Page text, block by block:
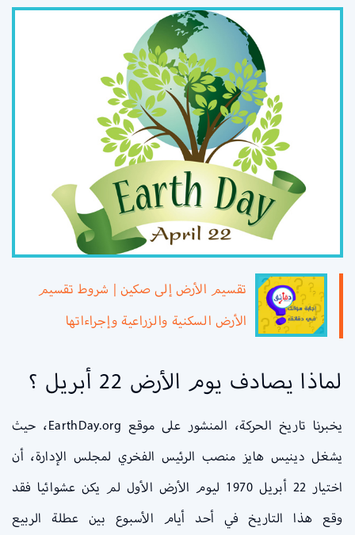
تقسيم الأرض إلى صكين | شروط تقسيم
الأرض السكنية والزراعية وإجراءاتها
لماذا يصادف يوم الأرض 22 أبريل ؟
يخبرنا تاريخ الحركة، المنشور على موقع EarthDay.org، حيث
يشغل دينيس هايز منصب الرئيس الفخري لمجلس الإدارة، أن
اختيار 22 أبريل 1970 ليوم الأرض الأول لم يكن عشوائيا فقد
وقع هذا التاريخ في أحد أيام الأسبوع بين عطلة الربيع